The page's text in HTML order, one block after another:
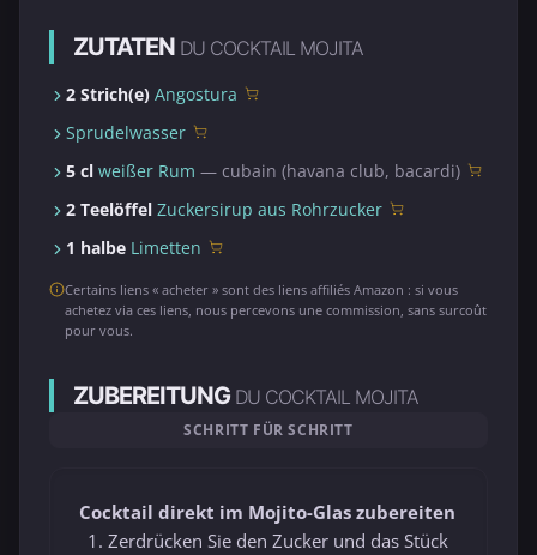
ZUTATEN DU COCKTAIL MOJITA
2 Strich(e) Angostura
Sprudelwasser
5 cl weißer Rum — cubain (havana club, bacardi)
2 Teelöffel Zuckersirup aus Rohrzucker
1 halbe Limetten
Certains liens « acheter » sont des liens affiliés Amazon : si vous
achetez via ces liens, nous percevons une commission, sans surcoût
pour vous.
ZUBEREITUNG DU COCKTAIL MOJITA
SCHRITT FÜR SCHRITT
Cocktail direkt im Mojito-Glas zubereiten
Zerdrücken Sie den Zucker und das Stück